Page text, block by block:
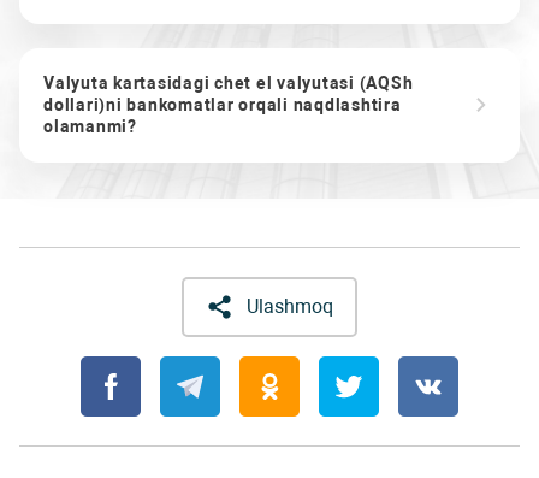
Valyuta kartasidagi chet el valyutasi (AQSh
dollari)ni bankomatlar orqali naqdlashtira
olamanmi?
Ulashmoq